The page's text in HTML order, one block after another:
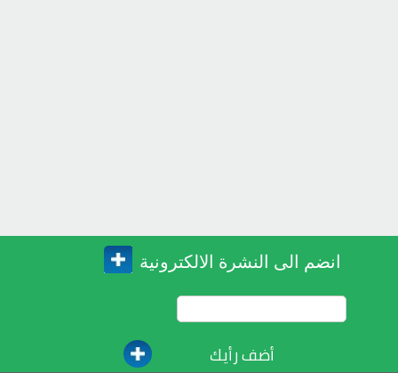
انضم الى النشرة الالكترونية
أضف رأيك